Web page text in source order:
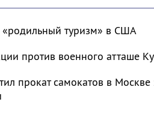
«родильный туризм» в США
против военного атташе
прокат самокатов в